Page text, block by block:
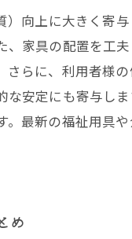
向上に大きく寄
家具の配置を工
らに、利用者様
安定にも寄与し
最新の福祉用具
め